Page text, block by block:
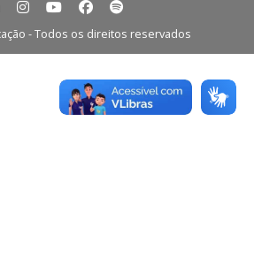
- Todos os direitos reservados